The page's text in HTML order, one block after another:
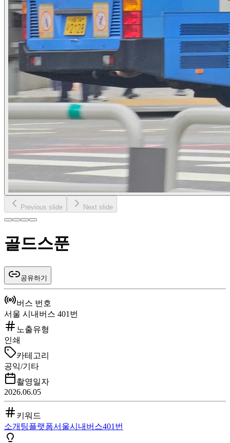
Previous slide Next slide
골드스푼
공유하기
버스 번호
서울 시내버스 401번
노출유형
인쇄
카테고리
공익/기타
촬영일자
2026.06.05
키워드
소개팅플랫폼서울시내버스401번